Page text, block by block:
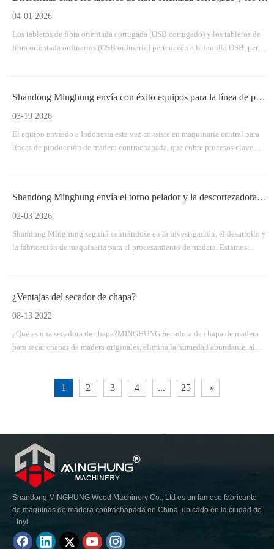
04-01 2026
Los tableros de fibra orientada corrugada (OSB corrugado) y los tableros de
fibra orientada ordinarios (OSB ordinario) pertenecen a la familia OSB, pero
Shandong Minghung envía con éxito equipos para la línea de producción de madera contrachapada
03-19 2026
El equipo enviado a Indonesia esta vez consiste en maquinaria central para
líneas de producción de madera contrachapada, que cubre procesos clave
Shandong Minghung envía el torno pelador y la descortezadora de madera según lo previsto
02-03 2026
Shandong Minghung seguirá centrándose en la investigación, el desarrollo y
la fabricación de maquinaria para el procesamiento de madera. Estamos
¿Ventajas del secador de chapa?
08-13 2022
¿Qué es una secadora de chapa?MINGHUNG Secadora de chapa de madera
para secar chapas de madera originales, elimina la humedad abundante, al
chapa son adecuadas para una gran capacidad de secado por día, pueden
1 2 3 4 ... 25 »
Shandong MINGHUNG Wood Machinery Co., Ltd es un famoso fabricante
de máquinas de madera contrachapada en China, ubicado en la ciudad de
Linyi.